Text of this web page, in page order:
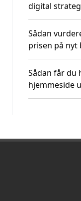
digital
Sådan
prisen på nyt
Sådan får du
hjemmeside